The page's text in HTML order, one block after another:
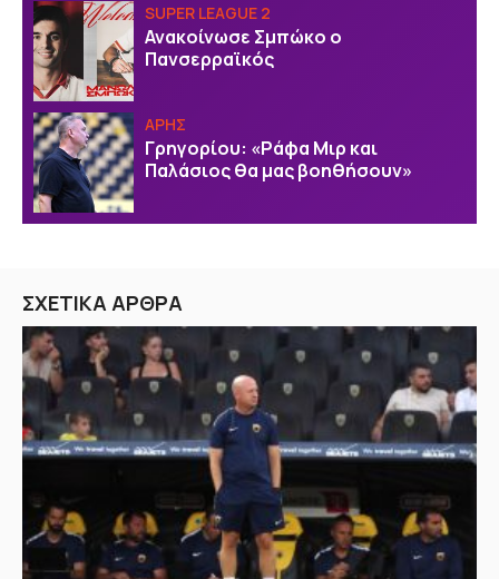
SUPER LEAGUE 2
Ανακοίνωσε Σμπώκο ο
Πανσερραϊκός
ΑΡΗΣ
Γρηγορίου: «Ράφα Μιρ και
Παλάσιος θα μας βοηθήσουν»
ΣΧΕΤΙΚΑ ΑΡΘΡΑ